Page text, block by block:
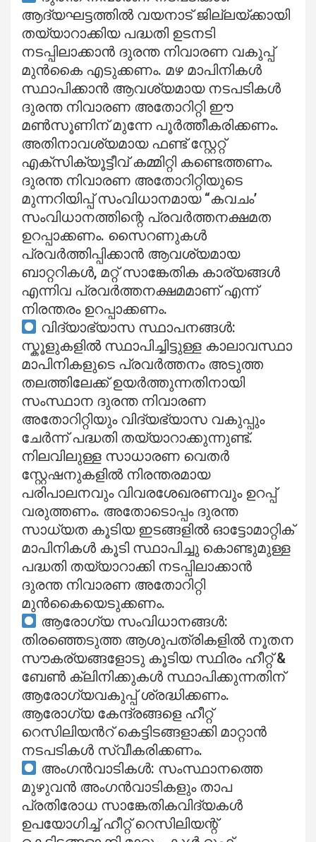
ആദ്യഘട്ടത്തിൽ വയനാട് ജില്ലയ്ക്കായി
തയ്യാറാക്കിയ പദ്ധതി ഉടനടി
നടപ്പിലാക്കാൻ ദുരന്ത നിവാരണ വകുപ്പ്
മുൻകൈ എടുക്കണം. മഴ മാപിനികൾ
സ്ഥാപിക്കാൻ ആവശ്യമായ നടപടികൾ
ദുരന്ത നിവാരണ അതോറിറ്റി ഈ
മൺസൂണിന് മുന്നേ പൂർത്തീകരിക്കണം.
അതിനാവശ്യമായ ഫണ്ട് സ്റ്റേറ്റ്
എക്സിക്യൂട്ടീവ് കമ്മിറ്റി കണ്ടെത്തണം.
ദുരന്ത നിവാരണ അതോറിറ്റിയുടെ
മുന്നറിയിപ്പ് സംവിധാനമായ “കവചം’
സംവിധാനത്തിന്റെ പ്രവർത്തനക്ഷമത
ഉറപ്പാക്കണം. സൈറണുകൾ
പ്രവർത്തിപ്പിക്കാൻ ആവശ്യമായ
ബാറ്ററികൾ, മറ്റ് സാങ്കേതിക കാര്യങ്ങൾ
എന്നിവ പ്രവർത്തനക്ഷമമാണ് എന്ന്
നിരന്തരം ഉറപ്പാക്കണം.
വിദ്യാഭ്യാസ സ്ഥാപനങ്ങൾ:
സ്കൂളുകളിൽ സ്ഥാപിച്ചിട്ടുള്ള കാലാവസ്ഥാ
മാപിനികളുടെ പ്രവർത്തനം അടുത്ത
തലത്തിലേക്ക് ഉയർത്തുന്നതിനായി
സംസ്ഥാന ദുരന്ത നിവാരണ
അതോറിറ്റിയും വിദ്യഭ്യാസ വകുപ്പും
ചേർന്ന് പദ്ധതി തയ്യാറാക്കുന്നുണ്ട്.
നിലവിലുള്ള സാധാരണ വെതർ
സ്റ്റേഷനുകളിൽ നിരന്തരമായ
പരിപാലനവും വിവരശേഖരണവും ഉറപ്പ്
വരുത്തണം. അതോടൊപ്പം ദുരന്ത
സാധ്യത കൂടിയ ഇടങ്ങളിൽ ഓട്ടോമാറ്റിക്
മാപിനികൾ കൂടി സ്ഥാപിച്ചു കൊണ്ടുമുള്ള
പദ്ധതി തയ്യാറാക്കി നടപ്പിലാക്കാൻ
ദുരന്ത നിവാരണ അതോറിറ്റി
മുൻകൈയെടുക്കണം.
ആരോഗ്യ സംവിധാനങ്ങൾ:
തിരഞ്ഞെടുത്ത ആശുപത്രികളിൽ നൂതന
സൗകര്യങ്ങളോടു കൂടിയ സ്ഥിരം ഹീറ്റ് &
ബേൺ ക്ലിനിക്കുകൾ സ്ഥാപിക്കുന്നതിന്
ആരോഗ്യവകുപ്പ് ശ്രദ്ധിക്കണം.
ആരോഗ്യ കേന്ദ്രങ്ങളെ ഹീറ്റ്
റെസിലിയൻറ് കെട്ടിടങ്ങളാക്കി മാറ്റാൻ
നടപടികൾ സ്വീകരിക്കണം.
അംഗൻവാടികൾ: സംസ്ഥാനത്തെ
മുഴുവൻ അംഗൻവാടികളും താപ
പ്രതിരോധ സാങ്കേതികവിദ്യകൾ
ഉപയോഗിച്ച് ഹീറ്റ് റെസിലിയന്റ്